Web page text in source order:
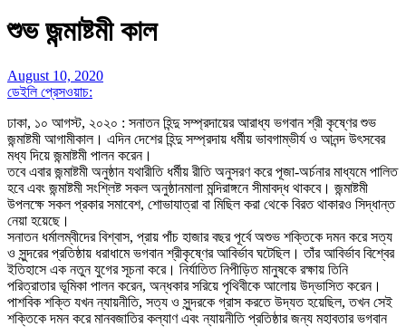
শুভ জন্মাষ্টমী কাল
August 10, 2020
ডেইলি প্রেসওয়াচ:
ঢাকা, ১০ আগস্ট, ২০২০ : সনাতন হিন্দু সম্প্রদায়ের আরাধ্য ভগবান শ্রী কৃষ্ণের শুভ
জন্মাষ্টমী আগামীকাল। এদিন দেশের হিন্দু সম্প্রদায় ধর্মীয় ভাবগাম্ভীর্য ও আনন্দ উৎসবের
মধ্য দিয়ে জন্মাষ্টমী পালন করেন।
তবে এবার জন্মাষ্টমী অনুষ্ঠান যথারীতি ধর্মীয় রীতি অনুসরণ করে পূজা-অর্চনার মাধ্যমে পালিত
হবে এবং জন্মাষ্টমী সংশ্লিষ্ট সকল অনুষ্ঠানমালা মন্দিরাঙ্গনে সীমাবদ্ধ থাকবে। জন্মাষ্টমী
উপলক্ষে সকল প্রকার সমাবেশ, শোভাযাত্রা বা মিছিল করা থেকে বিরত থাকারও সিদ্ধান্ত
নেয়া হয়েছে।
সনাতন ধর্মালম্বীদের বিশ্বাস, প্রায় পাঁচ হাজার বছর পূর্বে অশুভ শক্তিকে দমন করে সত্য
ও সুন্দরের প্রতিষ্ঠায় ধরাধামে ভগবান শ্রীকৃষ্ণের আবির্ভাব ঘটেছিল। তাঁর আবির্ভাব বিশ্বের
ইতিহাসে এক নতুন যুগের সূচনা করে। নির্যাতিত নিপীড়িত মানুষকে রক্ষায় তিনি
পরিত্রাতার ভূমিকা পালন করেন, অন্ধকার সরিয়ে পৃথিবীকে আলোয় উদ্ভাসিত করেন।
পাশবিক শক্তি যখন ন্যায়নীতি, সত্য ও সুন্দরকে গ্রাস করতে উদ্যত হয়েছিল, তখন সেই
শক্তিকে দমন করে মানবজাতির কল্যাণ এবং ন্যায়নীতি প্রতিষ্ঠার জন্য মহাবতার ভগবান